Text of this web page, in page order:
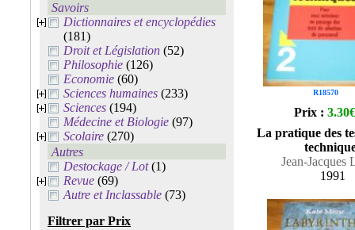
Savoirs
Dictionnaires et encyclopédies
(181)
Droit et Législation (52)
Philosophie (126)
Economie (60)
Sciences humaines (233)
Sciences (194)
Médecine et Biologie (97)
Scolaire (270)
Autres
Destockage / Lot(1)
Revue (69)
Autre et Inclassable (73)
Filtrer par Prix
R18570
Prix : 3.30€
La pratique des
Jean-Jacques
1991